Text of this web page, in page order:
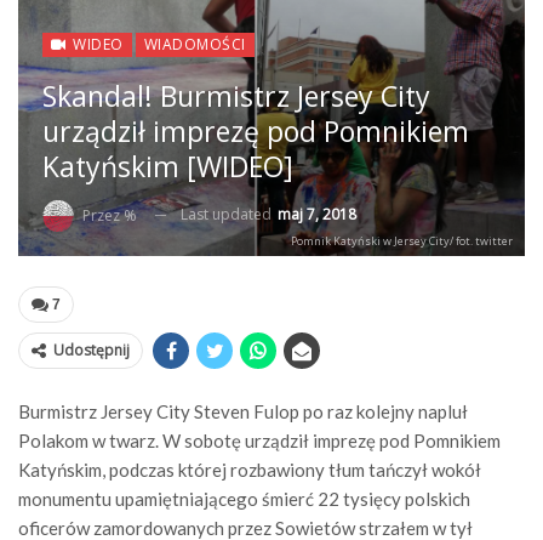
WIDEO WIADOMOŚCI
Skandal! Burmistrz Jersey City
urządził imprezę pod Pomnikiem
Katyńskim [WIDEO]
Przez % Last updated maj 7, 2018
Pomnik Katyński w Jersey City/ fot. twitter
7
Udostępnij
Burmistrz Jersey City Steven Fulop po raz kolejny napluł
Polakom w twarz. W sobotę urządził imprezę pod Pomnikiem
Katyńskim, podczas której rozbawiony tłum tańczył wokół
monumentu upamiętniającego śmierć 22 tysięcy polskich
oficerów zamordowanych przez Sowietów strzałem w tył